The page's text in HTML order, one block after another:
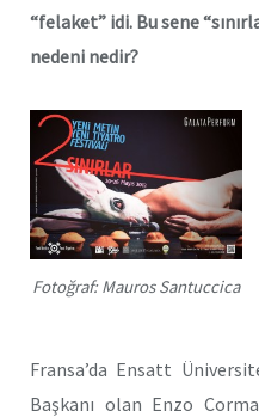
“felaket” idi. Bu sene
nedeni nedir?
Fotoğraf: Mauros Santuccica
Fransa’da Ensatt
Başkanı olan Enzo